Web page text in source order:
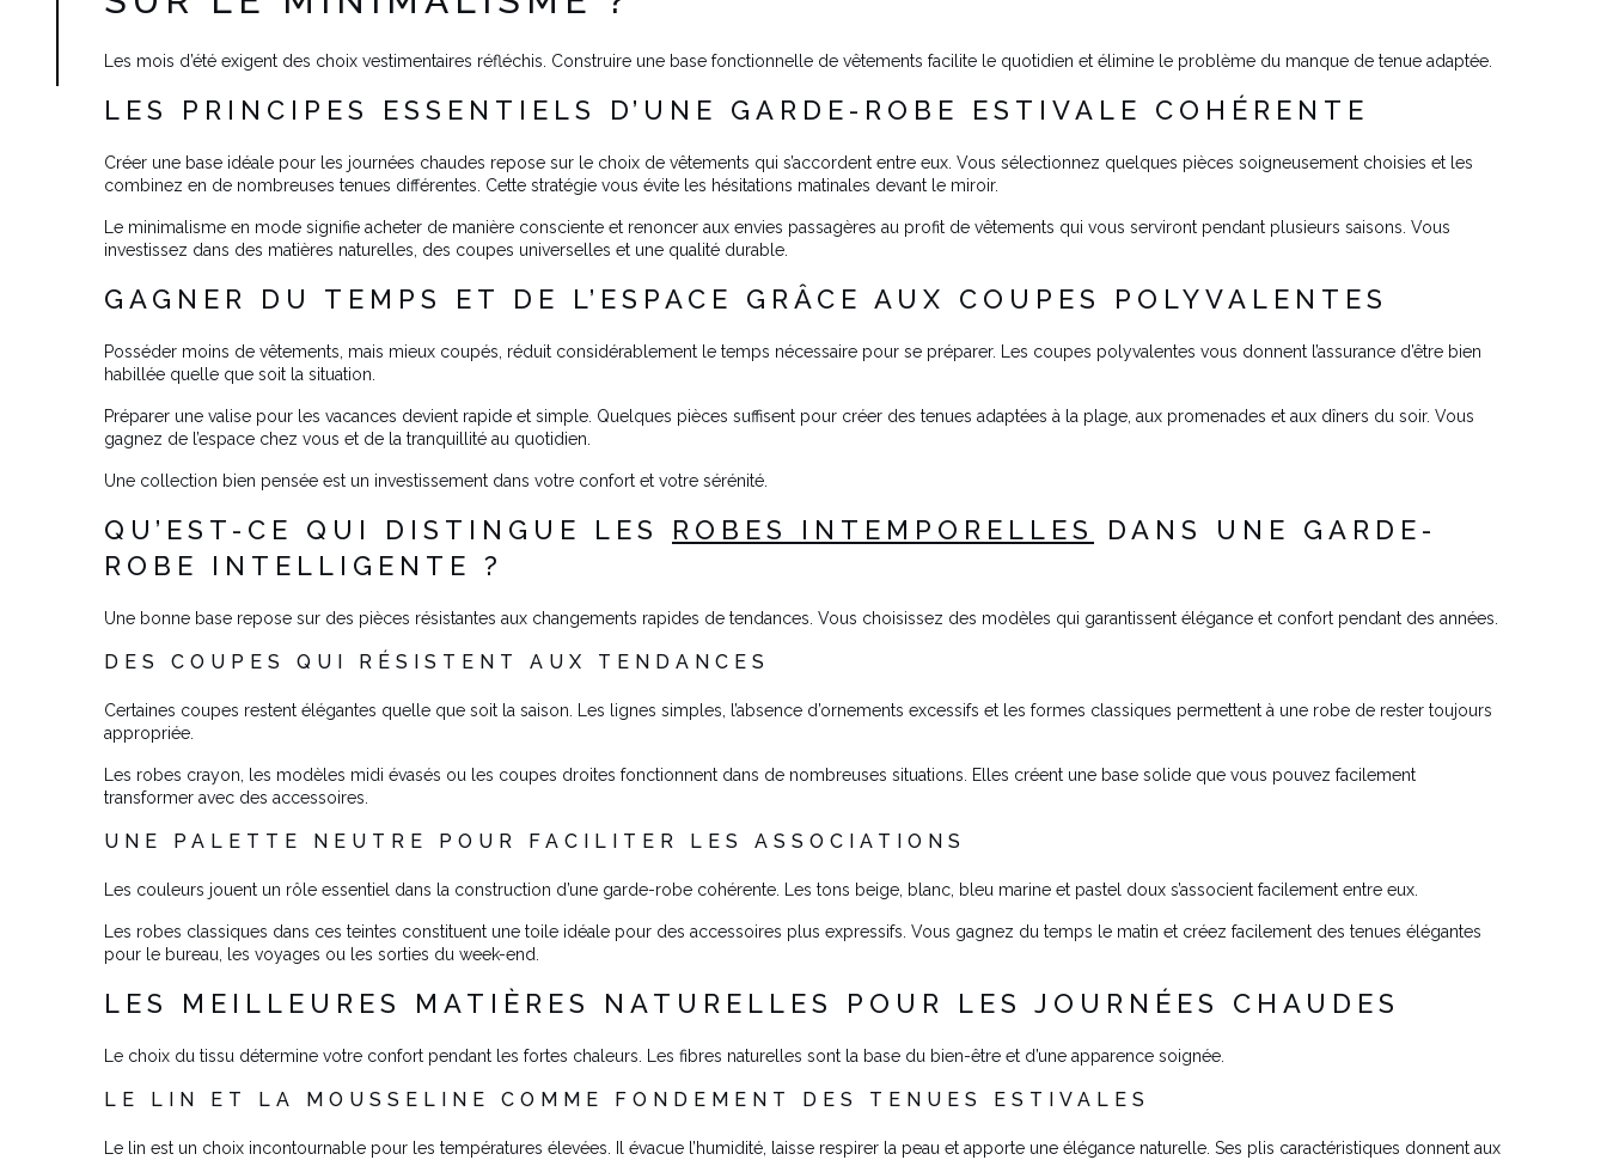
Les mois d’été exigent des choix vestimentaires réfléchis. Construire une base fonctionnelle de vêtements facilite le quotidien et élimine le problème du manque de tenue adaptée.
LES PRINCIPES ESSENTIELS D’UNE GARDE-ROBE ESTIVALE COHÉRENTE
Créer une base idéale pour les journées chaudes repose sur le choix de vêtements qui s’accordent entre eux. Vous sélectionnez quelques pièces soigneusement choisies et les
combinez en de nombreuses tenues différentes. Cette stratégie vous évite les hésitations matinales devant le miroir.
Le minimalisme en mode signifie acheter de manière consciente et renoncer aux envies passagères au profit de vêtements qui vous serviront pendant plusieurs saisons. Vous
investissez dans des matières naturelles, des coupes universelles et une qualité durable.
GAGNER DU TEMPS ET DE L’ESPACE GRÂCE AUX COUPES POLYVALENTES
Posséder moins de vêtements, mais mieux coupés, réduit considérablement le temps nécessaire pour se préparer. Les coupes polyvalentes vous donnent l’assurance d’être bien
habillée quelle que soit la situation.
Préparer une valise pour les vacances devient rapide et simple. Quelques pièces suffisent pour créer des tenues adaptées à la plage, aux promenades et aux dîners du soir. Vous
gagnez de l’espace chez vous et de la tranquillité au quotidien.
Une collection bien pensée est un investissement dans votre confort et votre sérénité.
QU’EST-CE QUI DISTINGUE LES ROBES INTEMPORELLES
DANS UNE GARDE-
ROBE INTELLIGENTE ?
Une bonne base repose sur des pièces résistantes aux changements rapides de tendances. Vous choisissez des modèles qui garantissent élégance et confort pendant des années.
DES COUPES QUI RÉSISTENT AUX TENDANCES
Certaines coupes restent élégantes quelle que soit la saison. Les lignes simples, l’absence d’ornements excessifs et les formes classiques permettent à une robe de rester toujours
appropriée.
Les robes crayon, les modèles midi évasés ou les coupes droites fonctionnent dans de nombreuses situations. Elles créent une base solide que vous pouvez facilement
transformer avec des accessoires.
UNE PALETTE NEUTRE POUR FACILITER LES ASSOCIATIONS
Les couleurs jouent un rôle essentiel dans la construction d’une garde-robe cohérente. Les tons beige, blanc, bleu marine et pastel doux s’associent facilement entre eux.
Les robes classiques dans ces teintes constituent une toile idéale pour des accessoires plus expressifs. Vous gagnez du temps le matin et créez facilement des tenues élégantes
pour le bureau, les voyages ou les sorties du week-end.
LES MEILLEURES MATIÈRES NATURELLES POUR LES JOURNÉES CHAUDES
Le choix du tissu détermine votre confort pendant les fortes chaleurs. Les fibres naturelles sont la base du bien-être et d’une apparence soignée.
LE LIN ET LA MOUSSELINE COMME FONDEMENT DES TENUES ESTIVALES
Le lin est un choix incontournable pour les températures élevées. Il évacue l’humidité, laisse respirer la peau et apporte une élégance naturelle. Ses plis caractéristiques donnent aux